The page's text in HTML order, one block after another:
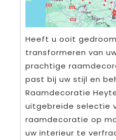
Heeft u ooit
transformeren van
prachtige
past bij uw stijl en
Raamdecoratie
uitgebreide selectie
raamdecoratie op
uw interieur te